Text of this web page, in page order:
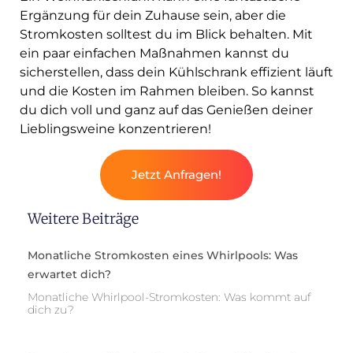
Ergänzung für dein Zuhause sein, aber die
Stromkosten solltest du im Blick behalten. Mit
ein paar einfachen Maßnahmen kannst du
sicherstellen, dass dein Kühlschrank effizient läuft
und die Kosten im Rahmen bleiben. So kannst
du dich voll und ganz auf das Genießen deiner
Lieblingsweine konzentrieren!
Jetzt Anfragen!
Weitere Beiträge
Monatliche Stromkosten eines Whirlpools: Was
erwartet dich?
Monatliche Whirlpool-Stromkosten: Was kommt auf
dich zu?